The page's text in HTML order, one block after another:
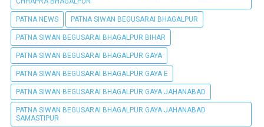
PATNA NEWS PATNA SIWAN BEGUSARAI BHAGALPUR
PATNA SIWAN BEGUSARAI BHAGALPUR BIHAR
PATNA SIWAN BEGUSARAI BHAGALPUR GAYA
PATNA SIWAN BEGUSARAI BHAGALPUR GAYA E
PATNA SIWAN BEGUSARAI BHAGALPUR GAYA JAHANABAD
PATNA SIWAN BEGUSARAI BHAGALPUR GAYA JAHANABAD
SAMASTIPUR